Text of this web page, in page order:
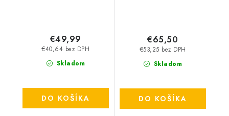
Skladom
€40,64 bez DPH
€49,99
DO KOŠÍKA
Skladom
€53,25 bez DPH
€65,50
DO KOŠÍKA